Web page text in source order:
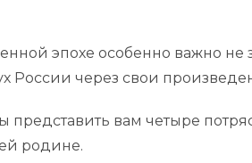
эпохе особенно важно не
России через свои
представить вам четыре
родине.